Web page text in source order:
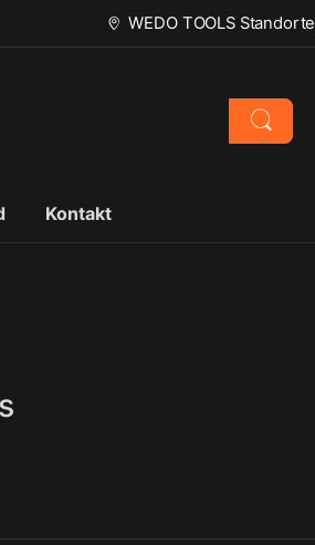
WEDO TOOLS Standorte
Kontakt